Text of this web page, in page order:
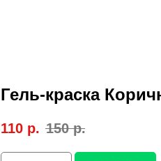
Гель-краска
110 р. 150 р.